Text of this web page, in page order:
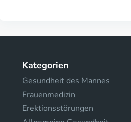
Kategorien
Gesundheit des Mannes
Frauenmedizin
Erektionsstörungen